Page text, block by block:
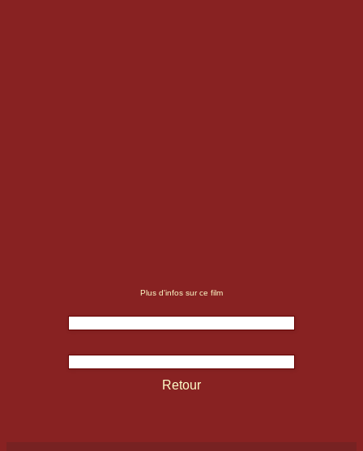
Plus d'infos sur ce film
Retour